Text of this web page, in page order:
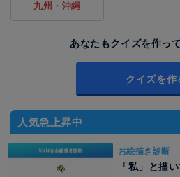
九州・沖縄
あなたもクイズを作っ
クイズを作
人気急上昇中
お絵描き診断
「私」と描